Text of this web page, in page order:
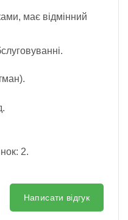
має відмінний
2.
Написати відгук